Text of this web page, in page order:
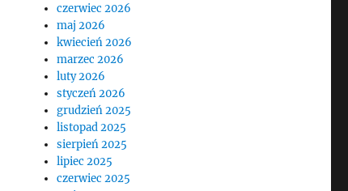
czerwiec 2026
maj 2026
kwiecień 2026
marzec 2026
luty 2026
styczeń 2026
grudzień 2025
listopad 2025
sierpień 2025
lipiec 2025
czerwiec 2025